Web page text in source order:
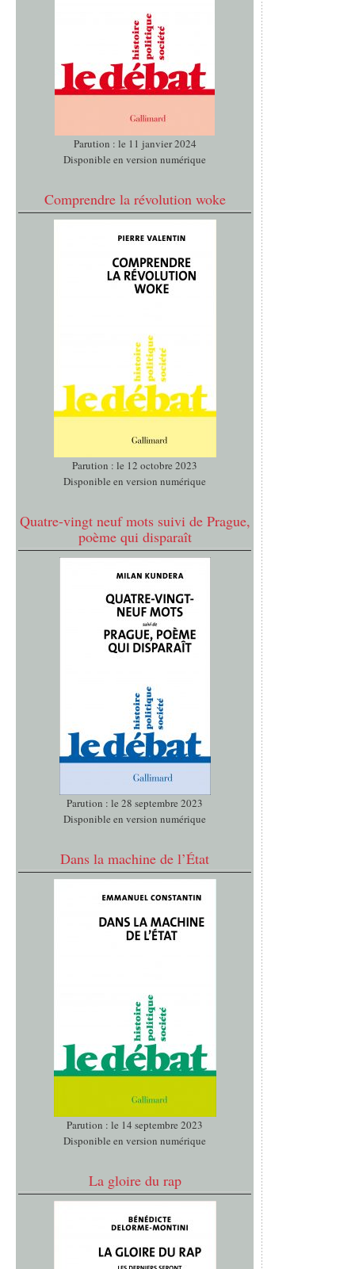
Parution : le 11 janvier 2024
Disponible en version numérique
Comprendre la révolution woke
Parution : le 12 octobre 2023
Disponible en version numérique
Quatre-vingt neuf mots suivi de Prague,
poème qui disparaît
Parution : le 28 septembre 2023
Disponible en version numérique
Dans la machine de l’État
Parution : le 14 septembre 2023
Disponible en version numérique
La gloire du rap